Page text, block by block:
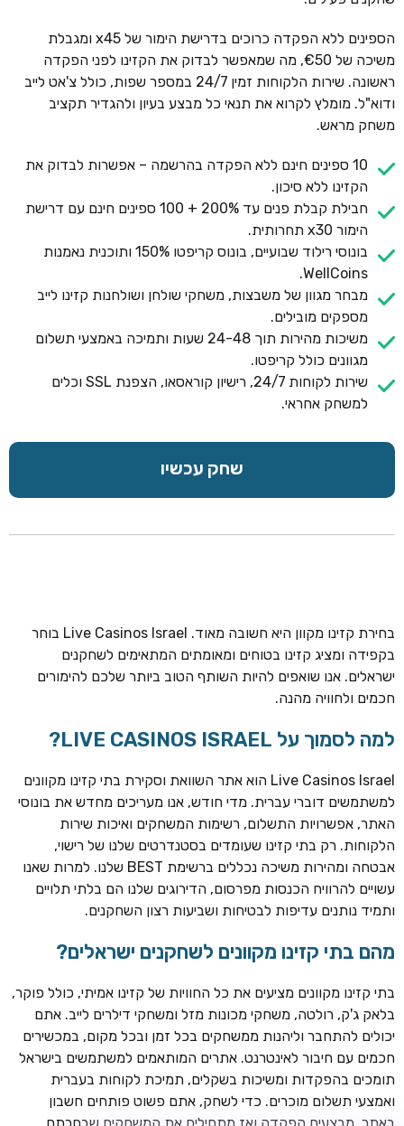
חבילת קבלת פנים: בונוס 100% עד 300€ + 100 ספיני בונוס על
ההפקדה הראשונה
CASOO
בונוס מתגלגל עד 2,000 ₪ + 200 ספינים חינם לשחקנים
חדשים
ROYSPINS
חינם על ההפקדות הראשונות
הספינים ללא הפקדה כרוכים בדרישת הימור של x45 ומגבלת
משיכה של €50, מה שמאפשר לבדוק את הקזינו לפני הפקדה
ראשונה. שירות הלקוחות זמין 24/7 במספר שפות, כולל צ'אט לייב
ודוא"ל. מומלץ לקרוא את תנאי כל מבצע בעיון ולהגדיר תקציב
משחק מראש.
10 ספינים חינם ללא הפקדה בהרשמה – אפשרות לבדוק את
הקזינו ללא סיכון.
חבילת קבלת פנים עד 200% + 100 ספינים חינם עם דרישת
הימור x30 תחרותית.
בונוסי רילוד שבועיים, בונוס קריפטו 150% ותוכנית נאמנות
WellCoins.
מבחר מגוון של משבצות, משחקי שולחן ושולחנות קזינו לייב
מספקים מובילים.
משיכות מהירות תוך 24-48 שעות ותמיכה באמצעי תשלום
מגוונים כולל קריפטו.
שירות לקוחות 24/7, רישיון קוראסאו, הצפנת SSL וכלים
למשחק אחראי.
שחק עכשיו
בחירת קזינו מקוון היא חשובה מאוד. Live Casinos Israel בוחר
בקפידה ומציג קזינו בטוחים ומאומתים המתאימים לשחקנים
ישראלים. אנו שואפים להיות השותף הטוב ביותר שלכם להימורים
חכמים ולחוויה מהנה.
למה לסמוך על LIVE CASINOS ISRAEL?
Live Casinos Israel הוא אתר השוואת וסקירת בתי קזינו מקוונים
למשתמשים דוברי עברית. מדי חודש, אנו מעריכים מחדש את בונוסי
האתר, אפשרויות התשלום, רשימות המשחקים ואיכות שירות
הלקוחות. רק בתי קזינו שעומדים בסטנדרטים שלנו של רישוי,
אבטחה ומהירות משיכה נכללים ברשימת BEST שלנו. למרות שאנו
עשויים להרוויח הכנסות מפרסום, הדירוגים שלנו הם בלתי תלויים
ותמיד נותנים עדיפות לבטיחות ושביעות רצון השחקנים.
מהם בתי קזינו מקוונים לשחקנים ישראלים?
בתי קזינו מקוונים מציעים את כל החוויות של קזינו אמיתי, כולל פוקר,
בלאק ג'ק, רולטה, משחקי מכונות מזל ומשחקי דילרים לייב. אתם
יכולים להתחבר וליהנות ממשחקים בכל זמן ובכל מקום, במכשירים
חכמים עם חיבור לאינטרנט. אתרים המותאמים למשתמשים בישראל
תומכים בהפקדות ומשיכות בשקלים, תמיכת לקוחות בעברית
ואמצעי תשלום מוכרים. כדי לשחק, אתם פשוט פותחים חשבון